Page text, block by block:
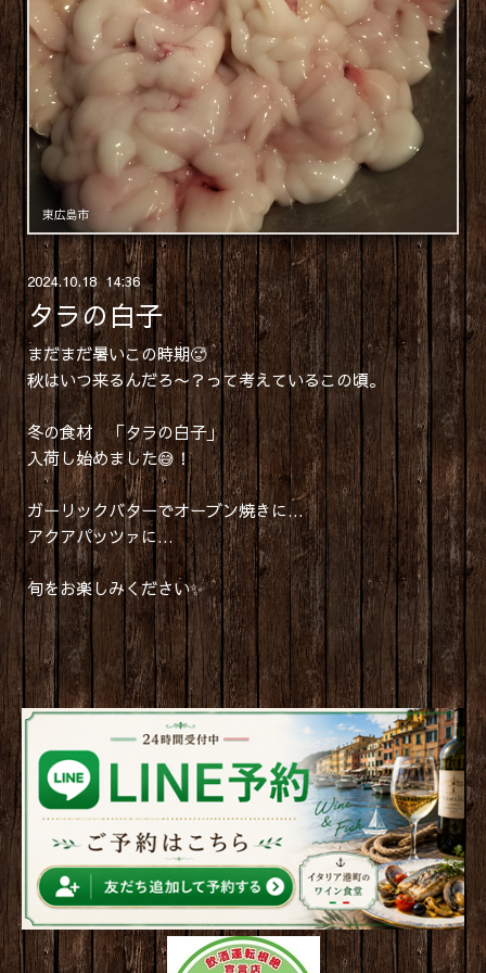
2024.10.18 14:36
タラの白子
まだまだ暑いこの時期🥵
秋はいつ来るんだろ〜？って考えているこの頃。
冬の食材 「タラの白子」
入荷し始めました😅！
ガーリックバターでオーブン焼きに…
アクアパッツァに…
旬をお楽しみください✨